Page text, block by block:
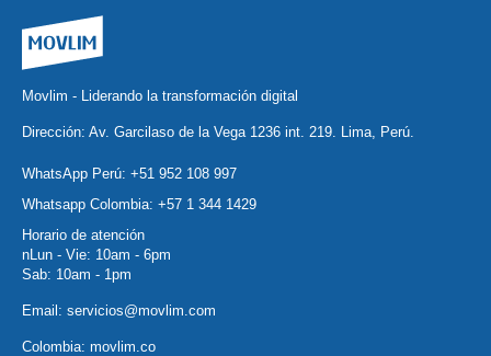
Movlim - Liderando la transformación digital
Dirección: Av. Garcilaso de la Vega 1236 int. 219. Lima, Perú.
WhatsApp Perú: +51 952 108 997
Whatsapp Colombia: +57 1 344 1429
Horario de atención
nLun - Vie: 10am - 6pm
Sab: 10am - 1pm
Email: servicios@movlim.com
Colombia: movlim.co